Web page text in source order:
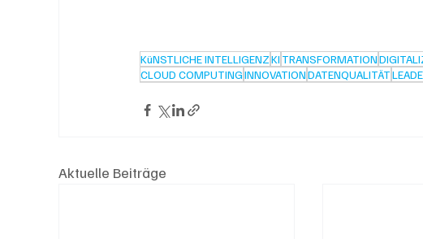
KüNSTLICHE INTELLIGENZKI TRANSFORMATION
CLOUD COMPUTINGINNOVATIONDATENQUALITÄT
Aktuelle Beiträge